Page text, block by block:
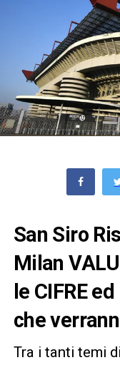
San Siro
Milan
le CIFRE
che
Tra i tanti temi di